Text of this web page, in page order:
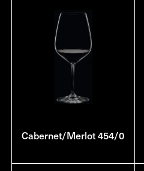
Cabernet/Merlot 454/0